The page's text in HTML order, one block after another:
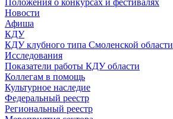
Положения о конкурсах и фестивалях
Новости
Афиша
КДУ
КДУ клубного типа Смоленской области
Исследования
Показатели работы КДУ области
Коллегам в помощь
Культурное наследие
Федеральный реестр
Региональный реестр